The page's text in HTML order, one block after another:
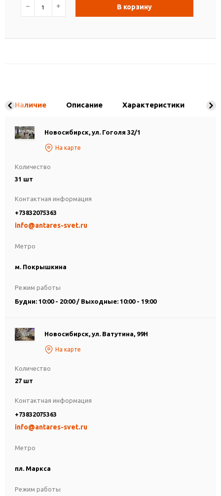
− + В корзину
Наличие Описание Характеристики
Новосибирск, ул. Гоголя 32/1
На карте
Количество
31 шт
Метро
м. Покрышкина
Контактная информация
+73832075363
info@antares-svet.ru
Режим работы
Будни: 10:00 - 20:00 / Выходные: 10:00 - 19:00
Новосибирск, ул. Ватутина, 99Н
На карте
Количество
27 шт
Метро
пл. Маркса
Контактная информация
+73832075363
info@antares-svet.ru
Режим работы